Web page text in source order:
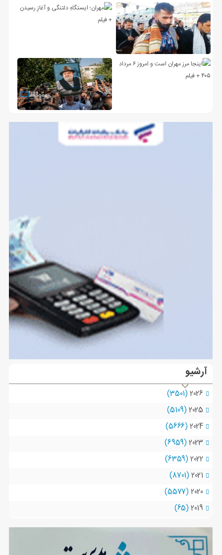
آرشیو
2026
(3501)
2025
(5109)
2024
(5666)
2023
(6959)
2022
(6359)
2021
(8701)
2020
(5577)
2019
(65)